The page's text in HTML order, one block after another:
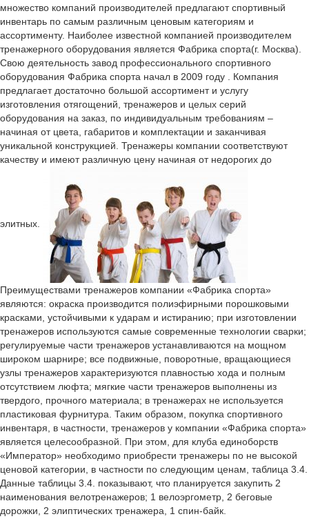
множество компаний производителей предлагают спортивный
инвентарь по самым различным ценовым категориям и
ассортименту. Наиболее известной компанией производителем
тренажерного оборудования является Фабрика спорта(г. Москва).
Свою деятельность завод профессионального спортивного
оборудования Фабрика спорта начал в 2009 году . Компания
предлагает достаточно большой ассортимент и услугу
изготовления отягощений, тренажеров и целых серий
оборудования на заказ, по индивидуальным требованиям –
начиная от цвета, габаритов и комплектации и заканчивая
уникальной конструкцией. Тренажеры компании соответствуют
качеству и имеют различную цену начиная от недорогих до
элитных.
Преимуществами тренажеров компании «Фабрика спорта»
являются: окраска производится полиэфирными порошковыми
красками, устойчивыми к ударам и истиранию; при изготовлении
тренажеров используются самые современные технологии сварки;
регулируемые части тренажеров устанавливаются на мощном
широком шарнире; все подвижные, поворотные, вращающиеся
узлы тренажеров характеризуются плавностью хода и полным
отсутствием люфта; мягкие части тренажеров выполнены из
твердого, прочного материала; в тренажерах не используется
пластиковая фурнитура. Таким образом, покупка спортивного
инвентаря, в частности, тренажеров у компании «Фабрика спорта»
является целесообразной. При этом, для клуба единоборств
«Император» необходимо приобрести тренажеры по не высокой
ценовой категории, в частности по следующим ценам, таблица 3.4.
Данные таблицы 3.4. показывают, что планируется закупить 2
наименования велотренажеров; 1 велоэргометр, 2 беговые
дорожки, 2 элиптических тренажера, 1 спин-байк.